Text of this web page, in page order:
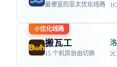
最便宜的亚太优化线路
优化线路
搬瓦工
15 个机房自由切换